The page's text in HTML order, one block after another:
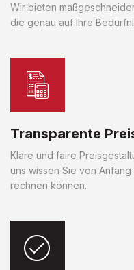
Wir bieten
die genau auf Ihre
Transparente
Klare und faire
uns wissen Sie von
rechnen können.